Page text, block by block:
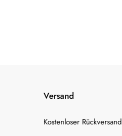
Versand
Kostenloser Rückversand